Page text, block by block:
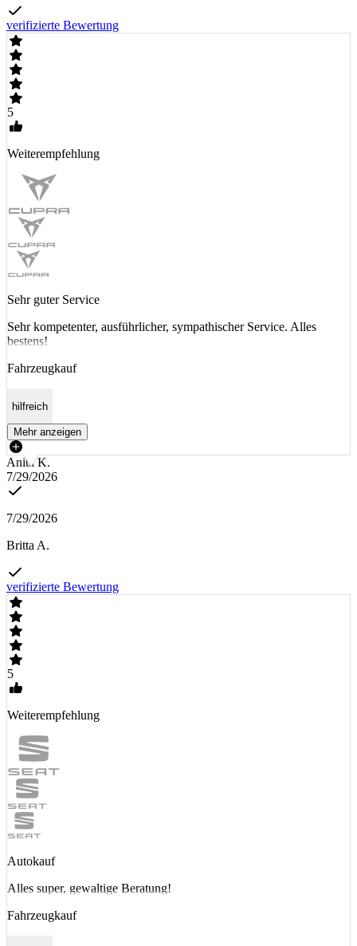
verifizierte Bewertung
5
Weiterempfehlung
Sehr guter Service
Sehr kompetenter, ausführlicher, sympathischer Service. Alles
bestens!
Fahrzeugkauf
hilfreich
Mehr anzeigen
Anita K.
7/29/2026
7/29/2026
Britta A.
verifizierte Bewertung
5
Weiterempfehlung
Autokauf
Alles super, gewaltige Beratung!
Fahrzeugkauf